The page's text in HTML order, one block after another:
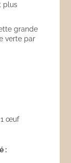
plus
grande
verte par
1 œuf
: